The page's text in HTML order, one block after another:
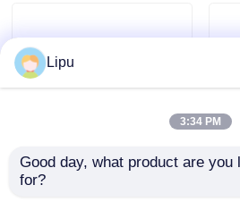
संपर्क करें
60m / S होम टाइल रूफ
Lipu
3:34 PM
Good day, what product are you
for?